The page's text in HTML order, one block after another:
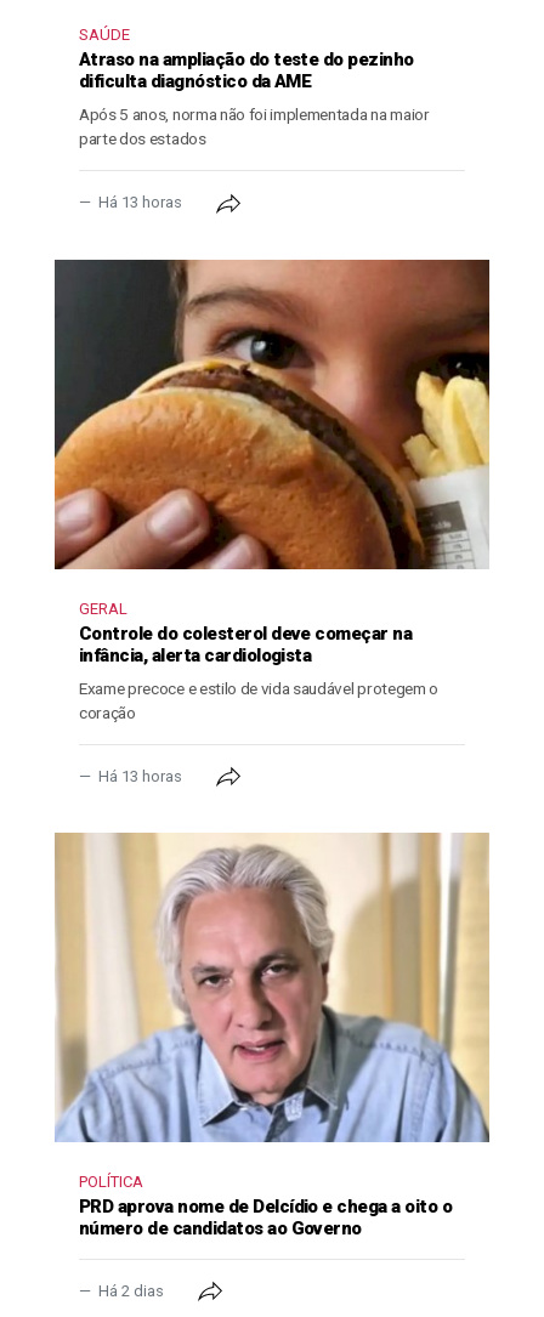
SAÚDE
Atraso na ampliação do teste do pezinho
dificulta diagnóstico da AME
Após 5 anos, norma não foi implementada na maior
parte dos estados
Há 13 horas
GERAL
Controle do colesterol deve começar na
infância, alerta cardiologista
Exame precoce e estilo de vida saudável protegem o
coração
Há 13 horas
POLÍTICA
PRD aprova nome de Delcídio e chega a oito o
número de candidatos ao Governo
Há 2 dias